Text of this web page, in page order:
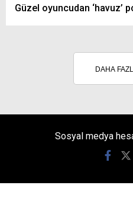
Güzel oyuncudan ‘havuz’
DAHA
Sosyal medya